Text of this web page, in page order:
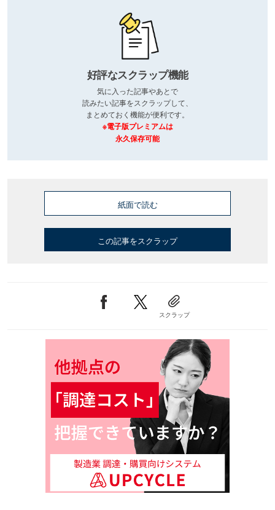
好評なスクラップ機能
気に入った記事やあとで
読みたい記事をスクラップして、
まとめておく機能が便利です。
※電子版プレミアムは
永久保存可能
紙面で読む
この記事をスクラップ
スクラップ